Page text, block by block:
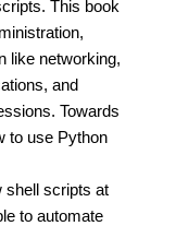
This book
like networking,
and
Towards
to use Python
shell scripts at
to automate